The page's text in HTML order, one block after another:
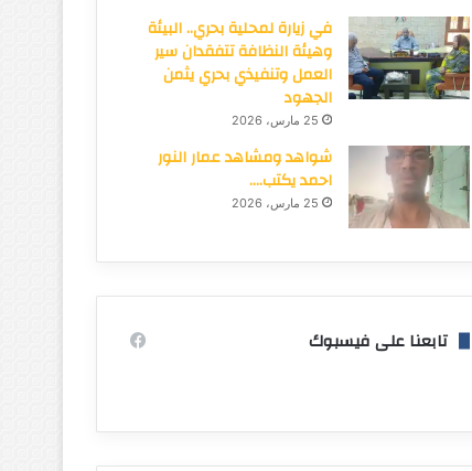
في زيارة لمحلية بحري.. البيئة
وهيئة النظافة تتفقدان سير
العمل وتنفيذي بحري يثمن
الجهود
25 مارس، 2026
شواهد ومشاهد عمار النور
احمد يكتب….
25 مارس، 2026
تابعنا على فيسبوك